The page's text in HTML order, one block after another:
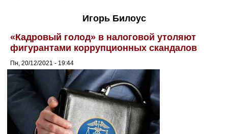
Игорь Билоус
«Кадровый голод» в налоговой утоляют
фигурантами коррупционных скандалов
Пн, 20/12/2021 - 19:44